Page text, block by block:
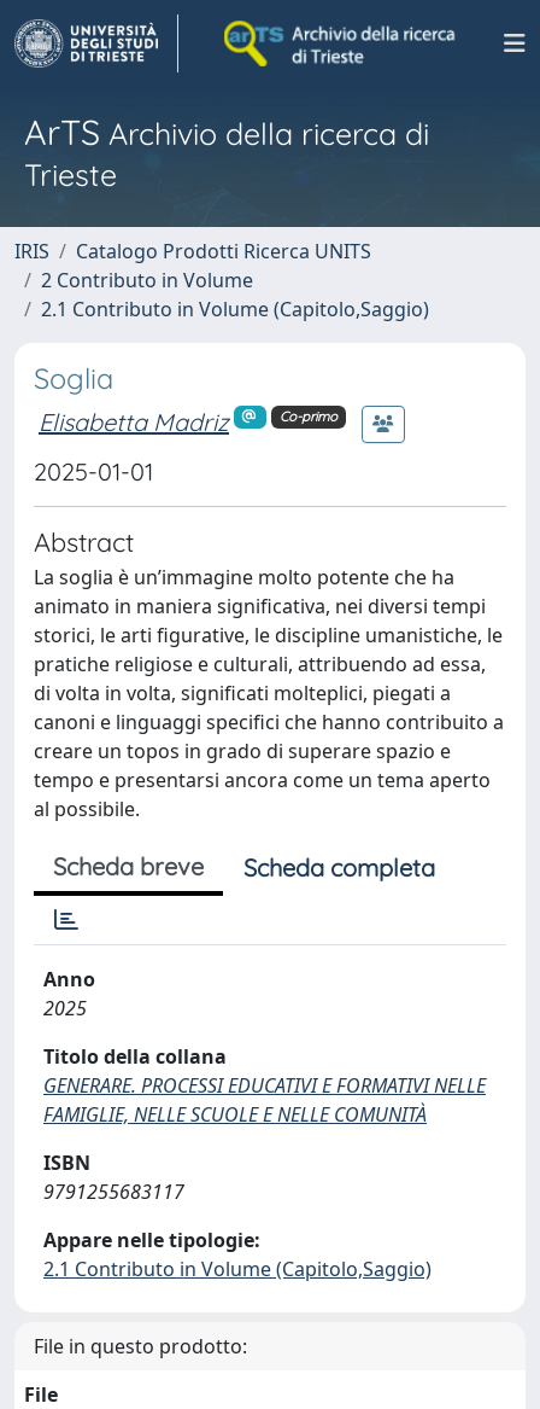
ArTS Archivio della ricerca di
Trieste
IRIS
Catalogo Prodotti Ricerca UNITS
2 Contributo in Volume
2.1 Contributo in Volume (Capitolo,Saggio)
Soglia
Elisabetta Madriz Co-primo
2025-01-01
Abstract
La soglia è un’immagine molto potente che ha
animato in maniera significativa, nei diversi tempi
storici, le arti figurative, le discipline umanistiche, le
pratiche religiose e culturali, attribuendo ad essa,
di volta in volta, significati molteplici, piegati a
canoni e linguaggi specifici che hanno contribuito a
creare un topos in grado di superare spazio e
tempo e presentarsi ancora come un tema aperto
al possibile.
Scheda breve Scheda completa
Anno
2025
Titolo della collana
GENERARE. PROCESSI EDUCATIVI E FORMATIVI NELLE
FAMIGLIE, NELLE SCUOLE E NELLE COMUNITÀ
ISBN
9791255683117
Appare nelle tipologie:
2.1 Contributo in Volume (Capitolo,Saggio)
File in questo prodotto:
File